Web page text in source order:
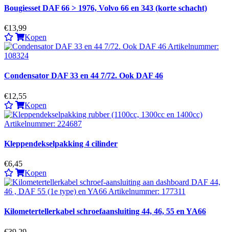
Bougiesset DAF 66 > 1976, Volvo 66 en 343 (korte schacht)
€13,99
Kopen
Condensator DAF 33 en 44 7/72. Ook DAF 46
€12,55
Kopen
Kleppendekselpakking 4 cilinder
€6,45
Kopen
Kilometertellerkabel schroefaansluiting 44, 46, 55 en YA66